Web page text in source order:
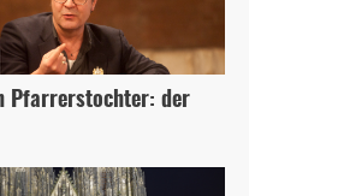
Pfarrerstochter: der